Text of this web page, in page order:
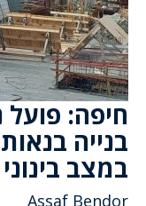
חיפה:
בנייה
במצב בינוני
Assaf Bendor